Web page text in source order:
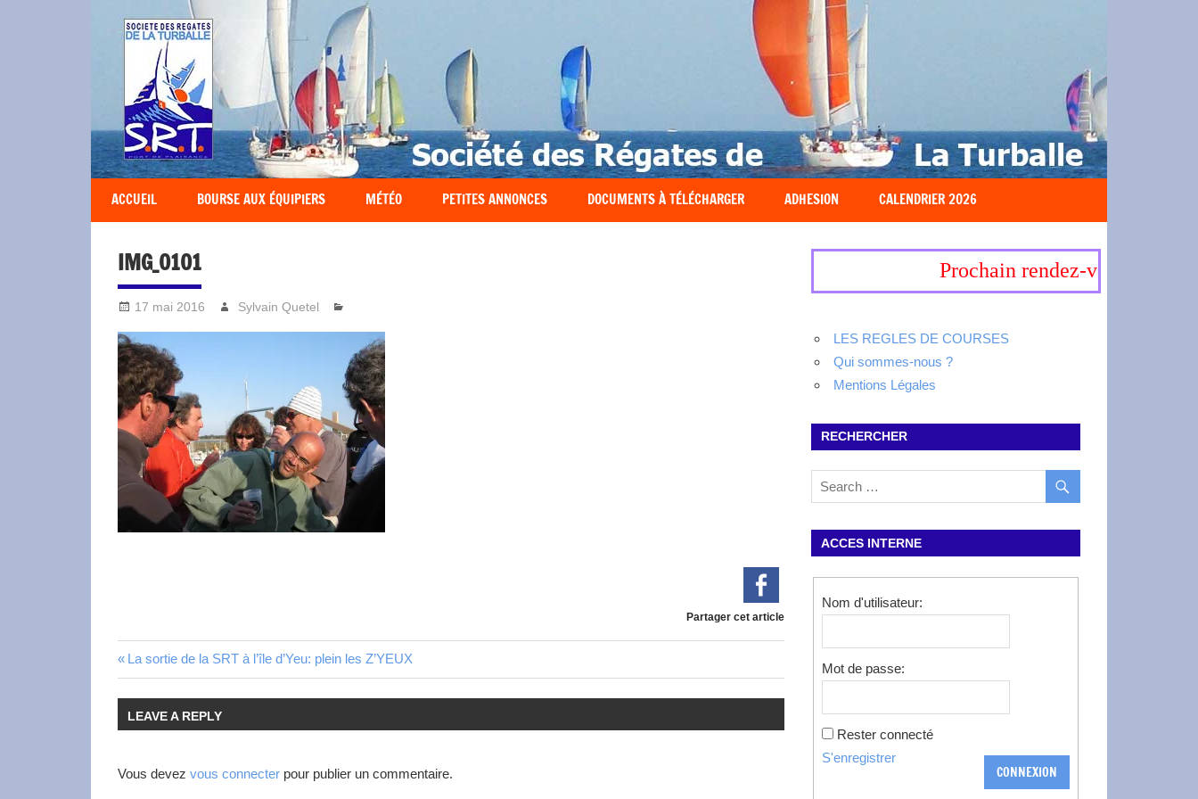
Société
des
Régates
Turballaises
ACCUEIL BOURSE AUX ÉQUIPIERS MÉTÉO PETITES ANNONCES DOCUMENTS À TÉLÉCHARGER ADHESION CALENDRIER 2026
IMG_0101
17 mai 2016 Sylvain Quetel
Partager cet article
La sortie de la SRT à l’île d’Yeu: plein les Z’YEUX
LEAVE A REPLY
Vous devez vous connecter pour publier un commentaire.
Prochain rendez-vous, 19-20
LES REGLES DE COURSES
Qui sommes-nous ?
Mentions Légales
RECHERCHER
ACCES INTERNE
Nom d'utilisateur:
Mot de passe:
Rester connecté
CONNEXION
S'enregistrer